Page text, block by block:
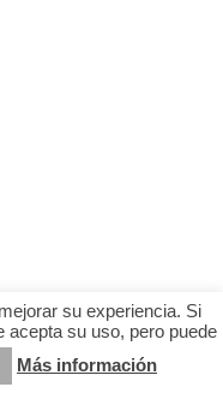
su experiencia. Si
acepta su uso, pero puede
Más información